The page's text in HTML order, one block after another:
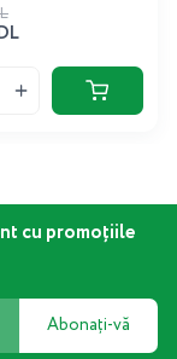
cu promoțiile
Abonați-vă